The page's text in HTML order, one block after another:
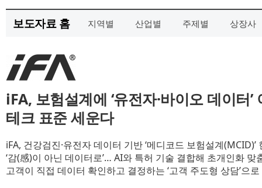
보도자료 홈 지역별 산업별 주제별 상장사
iFA, 보험설계에 ‘유전자·바이오 데이터’
테크 표준 세운다
iFA, 건강검진·유전자 데이터 기반 ‘메디코드 보험설계(MCID)’
‘감(感)이 아닌 데이터로’… AI와 특허 기술 결합해 초개인화 맞
고객이 직접 데이터 확인하고 결정하는 ‘고객 주도형 상담’으